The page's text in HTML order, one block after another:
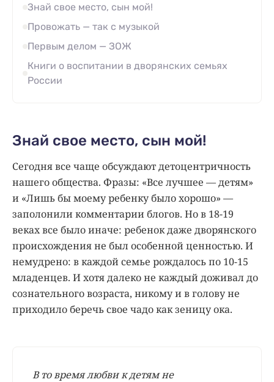
Знай свое место, сын мой!
Провожать — так с музыкой
Первым делом — ЗОЖ
Книги о воспитании в дворянских семьях
России
Знай свое место, сын мой!
Сегодня все чаще обсуждают детоцентричность
нашего общества. Фразы: «Все лучшее — детям»
и «Лишь бы моему ребенку было хорошо» —
заполонили комментарии блогов. Но в 18-19
веках все было иначе: ребенок даже дворянского
происхождения не был особенной ценностью. И
немудрено: в каждой семье рождалось по 10-15
младенцев. И хотя далеко не каждый доживал до
сознательного возраста, никому и в голову не
приходило беречь свое чадо как зеницу ока.
В то время любви к детям не